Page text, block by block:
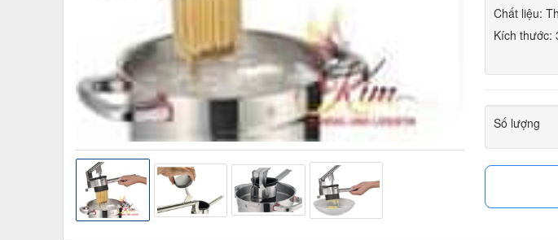
Chất liệu:
Kích thước:
Số lượng